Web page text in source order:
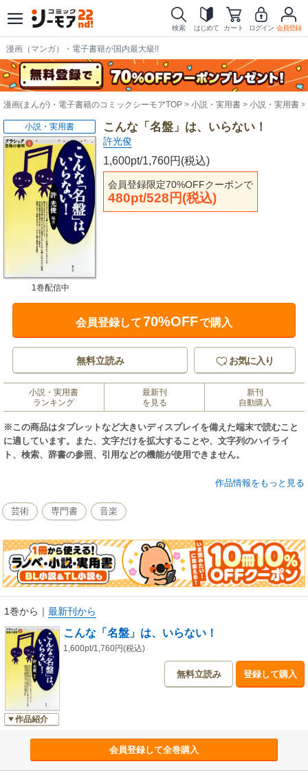
検索 はじめて カート ログイン 会員登録
漫画（マンガ）・電子書籍が国内最大級!!
漫画(まんが)・電子書籍のコミックシーモアTOP 小説・実用書 小説・実用書
こんな「名盤」は、いらない！
許光俊
1,600pt/1,760円(税込)
会員登録限定70%OFFクーポンで
480pt/528円(税込)
小説・実用書
1巻配信中
会員登録して70%OFFで購入
無料立読み お気に入り
小説・実用書
ランキング
最新刊
を見る
新刊
自動購入
※この商品はタブレットなど大きいディスプレイを備えた端末で読むこと
に適しています。また、文字だけを拡大することや、文字列のハイライ
ト、検索、辞書の参照、引用などの機能が使用できません。
つまらないCDを「名盤」ともちあげる骨ナシ評論がまかりとおっている。
著者たちが、そんな「名盤」をねんごろに供養。同曲異演奏を徹底的に吟
味し、気分ではなく理性を、陶酔ではなく覚醒を求めるファンだけに贈る
過激な評論集。
作品情報をもっと見る
芸術 専門書 音楽
1巻から ｜ 最新刊から
作品紹介
こんな「名盤」は、いらない！
1,600pt/1,760円(税込)
無料立読み 登録して購入
会員登録して全巻購入